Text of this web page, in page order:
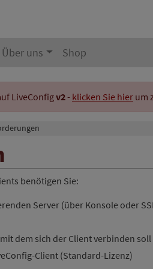
Über uns Shop
LiveConfigv2- klicken Sie hier um
benötigen Sie:
Server (über Konsole oder
dem sich der Client verbinden soll
Client (Standard-Lizenz)